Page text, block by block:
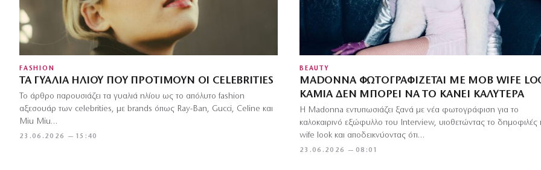
FASHION
ΤΑ ΓΥΑΛΙΆ ΗΛΊΟΥ ΠΟΥ ΠΡΟΤΙΜΟΎΝ ΟΙ CELEBRITIES
23.06.2026 — 15:40
Το άρθρο παρουσιάζει τα γυαλιά ηλίου ως το απόλυτο fashion
αξεσουάρ των celebrities, με brands όπως Ray-Ban, Gucci, Celine και
Miu Miu…
BEAUTY
MADONNA ΦΩΤΟΓΡΑΦΊΖΕΤΑΙ ΜΕ MOB WIFE
ΚΑΜΊΑ ΔΕΝ ΜΠΟΡΕΊ ΝΑ ΤΟ ΚΆΝΕΙ ΚΑΛΎΤΕΡΑ
23.06.2026 — 08:01
Η Madonna εντυπωσιάζει ξανά με νέα φωτογράφιση για το
καλοκαιρινό εξώφυλλο του Interview, υιοθετώντας το δημοφιλές
wife look και αποδεικνύοντας ότι…